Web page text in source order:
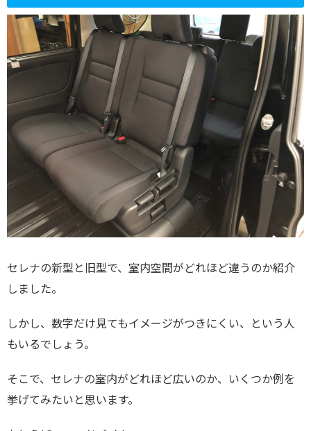
セレナの新型と旧型で、室内空間がどれほど違うのか紹介
しました。
しかし、数字だけ見てもイメージがつきにくい、という人
もいるでしょう。
そこで、セレナの室内がどれほど広いのか、いくつか例を
挙げてみたいと思います。